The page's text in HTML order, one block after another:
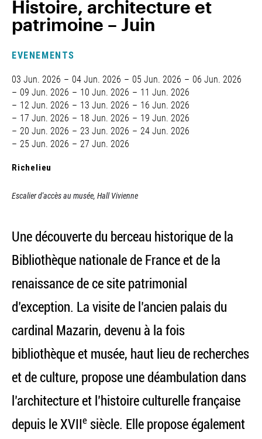
Histoire, architecture et
patrimoine – Juin
EVENEMENTS
03 Jun. 2026 04 Jun. 2026 05 Jun. 2026
06 Jun. 2026
09 Jun. 2026
10 Jun. 2026
11 Jun. 2026
12 Jun. 2026
13 Jun. 2026
16 Jun. 2026
17 Jun. 2026
18 Jun. 2026
19 Jun. 2026
20 Jun. 2026
23 Jun. 2026
24 Jun. 2026
25 Jun. 2026
27 Jun. 2026
Richelieu
Escalier d'accès au musée, Hall Vivienne
Une découverte du berceau historique de la
Bibliothèque nationale de France et de la
renaissance de ce site patrimonial
d’exception. La visite de l’ancien palais du
cardinal Mazarin, devenu à la fois
bibliothèque et musée, haut lieu de recherches
et de culture, propose une déambulation dans
l’architecture et l’histoire culturelle française
depuis le XVIIe siècle. Elle propose également